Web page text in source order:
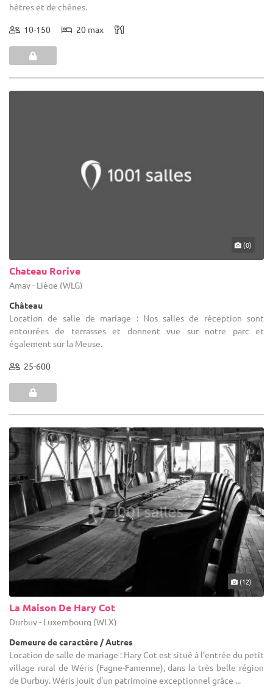
hêtres et de chênes.
10-150 20 max
(0)
Chateau Rorive
Amay - Liège (WLG)
Château
Location de salle de mariage : Nos salles de réception sont
entourées de terrasses et donnent vue sur notre parc et
également sur la Meuse.
25-600
(12)
La Maison De Hary Cot
Durbuy - Luxembourg (WLX)
Demeure de caractère / Autres
Location de salle de mariage : Hary Cot est situé à l'entrée du petit
village rural de Wéris (Fagne-Famenne), dans la très belle région
de Durbuy. Wéris jouit d'un patrimoine exceptionnel grâce ...